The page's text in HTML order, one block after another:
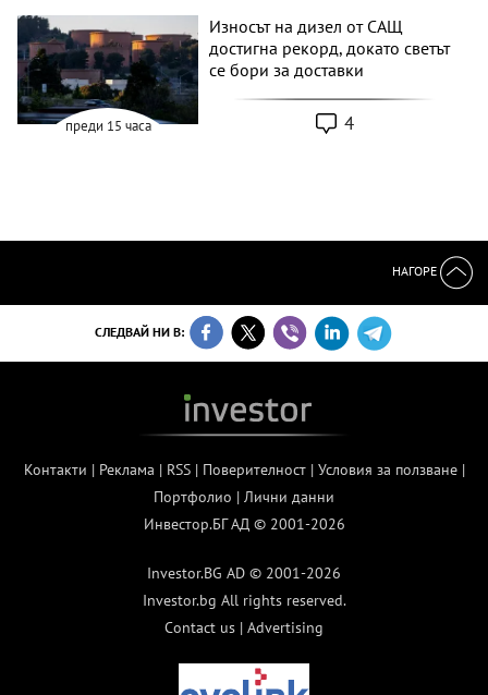
преди 15 часа
Износът на дизел от САЩ
достигна рекорд, докато светът
се бори за доставки
4
НАГОРЕ
СЛЕДВАЙ НИ В:
Контакти | Реклама | RSS| Поверителност| Условия за ползване|
Портфолио | Лични данни
Инвестор.БГ АД © 2001-2026
Investor.BG AD © 2001-2026
Investor.bg All rights reserved.
Contact us | Advertising